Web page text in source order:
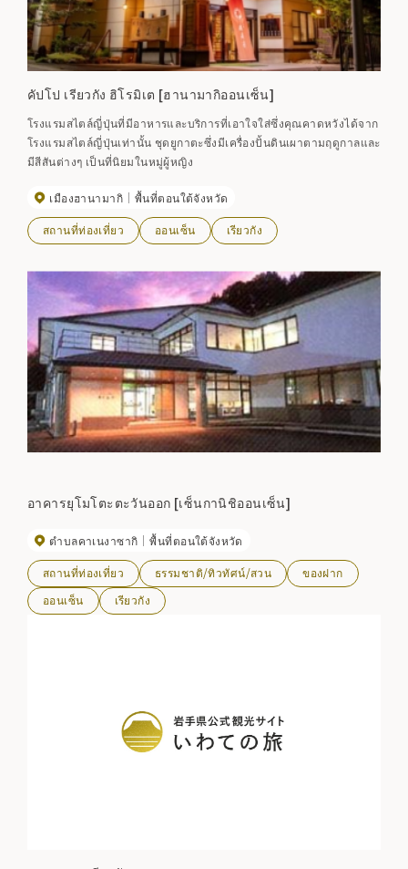
คัปโป เรียวกัง ฮิโรมิเต [ฮานามากิออนเซ็น]
โรงแรมสไตล์ญี่ปุ่นที่มีอาหารและบริการที่เอาใจใส่ซึ่งคุณคาดหวังได้จาก
โรงแรมสไตล์ญี่ปุ่นเท่านั้น ชุดยูกาตะซึ่งมีเครื่องปั้นดินเผาตามฤดูกาลและ
มีสีสันต่างๆ เป็นที่นิยมในหมู่ผู้หญิง
เมืองฮานามากิ พื้นที่ตอนใต้จังหวัด
สถานที่ท่องเที่ยว ออนเซ็น เรียวกัง
อาคารยุโมโตะตะวันออก [เซ็นกานิชิออนเซ็น]
ตำบลคาเนงาซากิ พื้นที่ตอนใต้จังหวัด
สถานที่ท่องเที่ยว ธรรมชาติ/ทิวทัศน์/สวน
ของฝาก
ออนเซ็น
เรียวกัง